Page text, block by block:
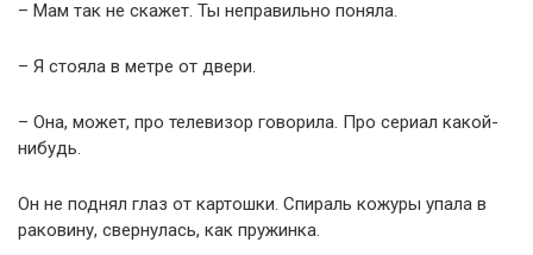
– Мам так не скажет. Ты неправильно поняла.
– Я стояла в метре от двери.
– Она, может, про телевизор говорила. Про сериал какой-
нибудь.
Он не поднял глаз от картошки. Спираль кожуры упала в
раковину, свернулась, как пружинка.